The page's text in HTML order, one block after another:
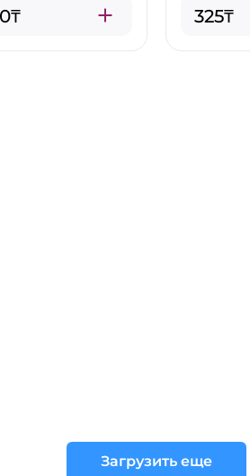
325₸
Загрузить еще